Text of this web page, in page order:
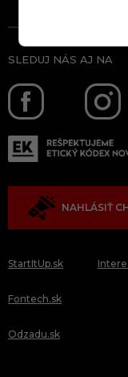
SLEDUJ NÁS AJ NA
NAHLÁSIŤ
StartItUp.sk
Fontech.sk
Odzadu.sk